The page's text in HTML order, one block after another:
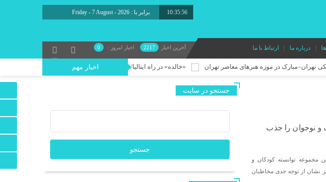
10:35:57 برابر با : Friday - 7 August - 2026
درباره ما ارتباط با ما آخرین اخبار 2217 اخبار امروز : 0
اخبار مهم در موزه هنرهای معاصر تهران «خالده» در راه ایتالیا/ موفقیت تازه برای مدرسه فیلم پدرام صدرائی
۲» مخاطبان کودک و نوجوان را جذب
«حکایت‌های کمال ۲» تأکید کرد این مجموعه توانسته کودکان و
نشان از توجه جدی مخاطبان
جستجو در سایت